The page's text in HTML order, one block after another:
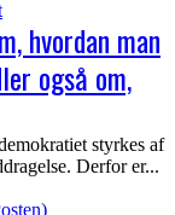
hvordan man
også om,
styrkes af
Derfor er...